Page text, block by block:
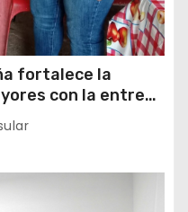
fortalece la
con la entrega